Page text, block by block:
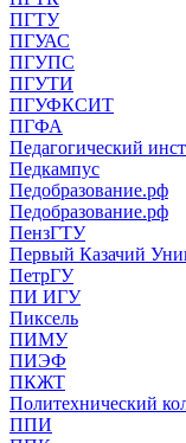
ПГТУ
ПГУАС
ПГУПС
ПГУТИ
ПГУФКСИТ
ПГФА
Педагогический
Педкампус
Педобразование.рф
Педобразование.рф
ПензГТУ
Первый Казачий
ПетрГУ
ПИ ИГУ
Пиксель
ПИМУ
ПИЭФ
ПКЖТ
Политехнический
ППИ